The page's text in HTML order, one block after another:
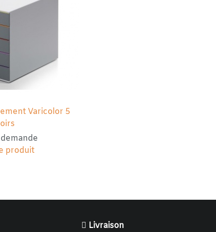
Varicolor 5
produit
Livraison